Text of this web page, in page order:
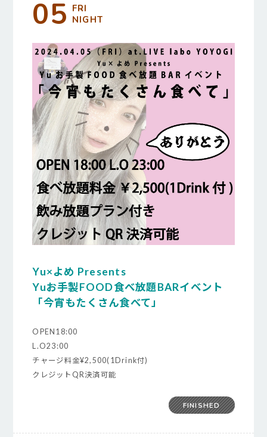
05 FRI
NIGHT
Yu×よめ Presents
Yuお手製FOOD食べ放題BARイベント
「今宵もたくさん食べて」
OPEN18:00
L.O23:00
チャージ料金¥2,500(1Drink付)
クレジットQR決済可能
FINISHED